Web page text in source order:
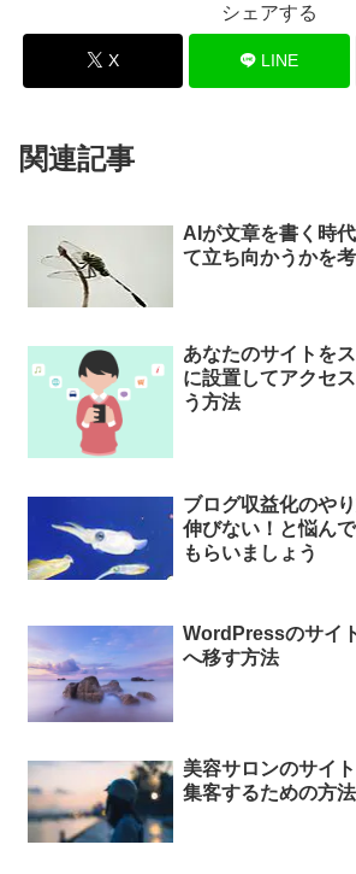
シェアする
X LINE
関連記事
AIが文章を書く時
て立ち向かうかを
あなたのサイトを
に設置してアクセ
う方法
ブログ収益化のや
伸びない！と悩ん
もらいましょう
WordPressのサイ
へ移す方法
美容サロンのサイ
集客するための方